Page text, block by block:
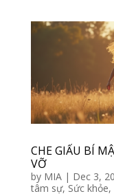
CHE GIẤU BÍ
VỠ
by MIA| Dec 3,
tâm sự, Sức khỏe,